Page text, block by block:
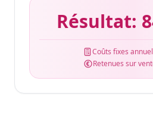
Résultat:
Coûts fixes
Retenues sur